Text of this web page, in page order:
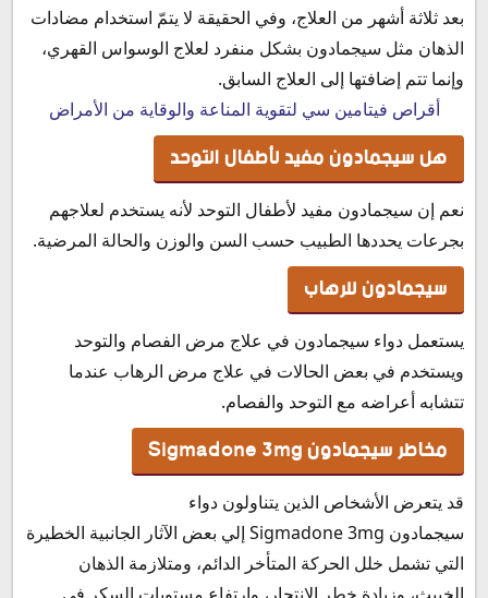
بعد ثلاثة أشهر من العلاج، وفي الحقيقة لا يتمّ استخدام مضادات
الذهان مثل سيجمادون بشكل منفرد لعلاج الوسواس القهري،
وإنما تتم إضافتها إلى العلاج السابق.
أقراص فيتامين سي لتقوية المناعة والوقاية من الأمراض
هل سيجمادون مفيد لأطفال التوحد
نعم إن سيجمادون مفيد لأطفال التوحد لأنه يستخدم لعلاجهم
بجرعات يحددها الطبيب حسب السن والوزن والحالة المرضية.
سيجمادون للرهاب
يستعمل دواء سيجمادون في علاج مرض الفصام والتوحد
ويستخدم في بعض الحالات في علاج مرض الرهاب عندما
تتشابه أعراضه مع التوحد والفصام.
مخاطر سيجمادون Sigmadone 3mg
قد يتعرض الأشخاص الذين يتناولون دواء
سيجمادون Sigmadone 3mg إلي بعض الآثار الجانبية الخطيرة
التي تشمل خلل الحركة المتأخر الدائم، ومتلازمة الذهان